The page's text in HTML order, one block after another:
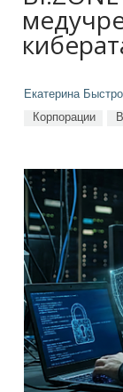
Екатерина
Корпорации